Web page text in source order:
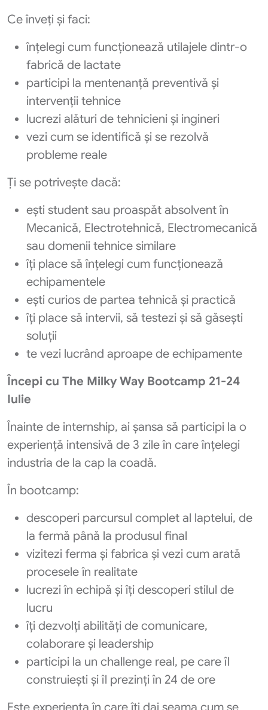
Ce înveți și faci:
înțelegi cum funcționează utilajele dintr-o
fabrică de lactate
participi la mentenanță preventivă și
intervenții tehnice
lucrezi alături de tehnicieni și ingineri
vezi cum se identifică și se rezolvă
probleme reale
Ți se potrivește dacă:
ești student sau proaspăt absolvent în
Mecanică, Electrotehnică, Electromecanică
sau domenii tehnice similare
îți place să înțelegi cum funcționează
echipamentele
ești curios de partea tehnică și practică
îți place să intervii, să testezi și să găsești
soluții
te vezi lucrând aproape de echipamente
Începi cu The Milky Way Bootcamp 21-24
Iulie
Înainte de internship, ai șansa să participi la o
experiență intensivă de 3 zile în care înțelegi
industria de la cap la coadă.
În bootcamp:
descoperi parcursul complet al laptelui, de
la fermă până la produsul final
vizitezi ferma și fabrica și vezi cum arată
procesele în realitate
lucrezi în echipă și îți descoperi stilul de
lucru
îți dezvolți abilități de comunicare,
colaborare și leadership
participi la un challenge real, pe care îl
construiești și îl prezinți în 24 de ore